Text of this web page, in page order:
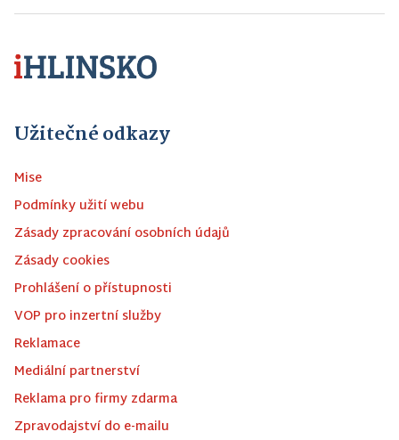
Užitečné odkazy
Mise
Podmínky užití webu
Zásady zpracování osobních údajů
Zásady cookies
Prohlášení o přístupnosti
VOP pro inzertní služby
Reklamace
Mediální partnerství
Reklama pro firmy zdarma
Zpravodajství do e-mailu